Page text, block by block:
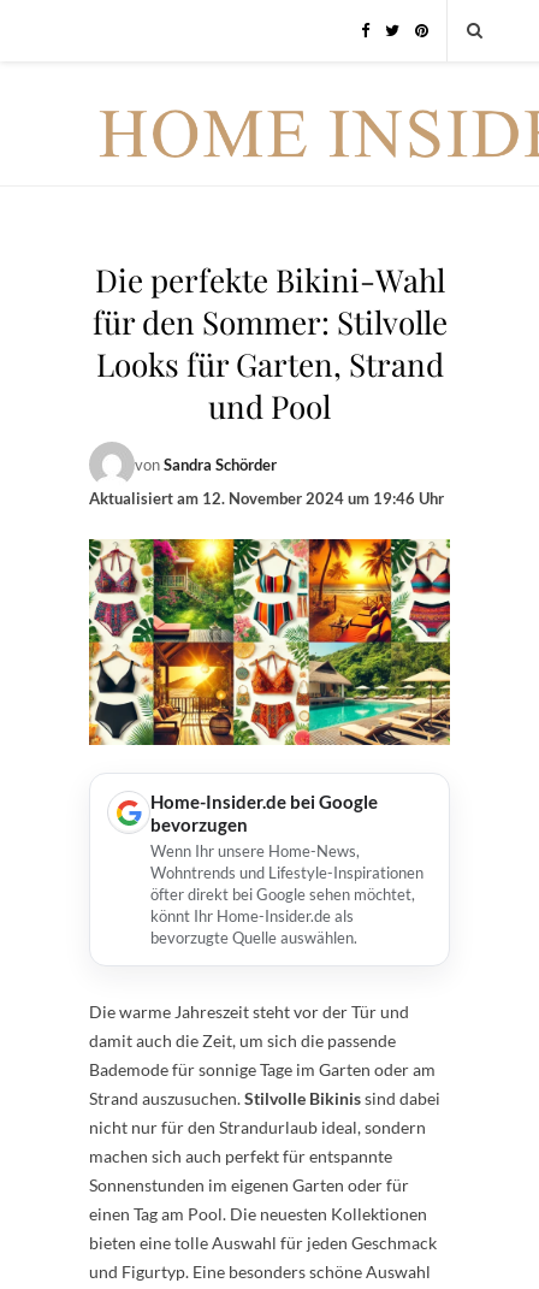
Die perfekte Bikini-Wahl
für den Sommer: Stilvolle
Looks für Garten, Strand
und Pool
vonSandra Schörder
Aktualisiert am 12. November 2024 um 19:46 Uhr
Home-Insider.de bei Google
bevorzugen
Wenn Ihr unsere Home-News,
Wohntrends und Lifestyle-Inspirationen
öfter direkt bei Google sehen möchtet,
könnt Ihr Home-Insider.de als
bevorzugte Quelle auswählen.
Die warme Jahreszeit steht vor der Tür und
damit auch die Zeit, um sich die passende
Bademode für sonnige Tage im Garten oder am
Strand auszusuchen.Stilvolle Bikinissind dabei
nicht nur für den Strandurlaub ideal, sondern
machen sich auch perfekt für entspannte
Sonnenstunden im eigenen Garten oder für
einen Tag am Pool. Die neuesten Kollektionen
bieten eine tolle Auswahl für jeden Geschmack
und Figurtyp. Eine besonders schöne Auswahl